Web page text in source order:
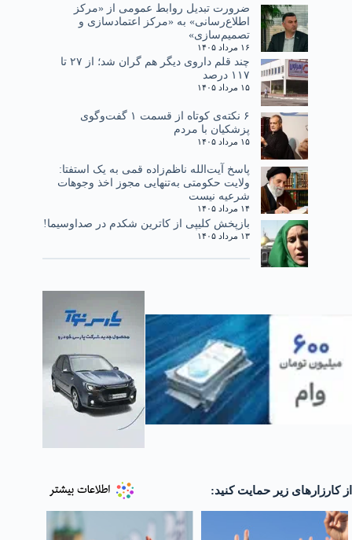
ضرورت تبدیل روابط عمومی از «مرکز
اطلاع‌رسانی» به «مرکز اعتمادسازی و
تصمیم‌سازی»
۱۶ مرداد ۱۴۰۵
چند قلم داروی دیگر هم گران شد؛ از ۲۷ تا
۱۱۷ درصد
۱۵ مرداد ۱۴۰۵
۶ نکته‌ی کوتاه از قسمت ۱ گفت‌وگوی
پزشکیان با مردم
۱۵ مرداد ۱۴۰۵
پاسخ آیت‌الله ناظم‌زاده قمی به یک استفتا:
ولایت حکومتی به‌تنهایی مجوز اخذ وجوهات
شرعیه نیست
۱۴ مرداد ۱۴۰۵
بازپخش کلیپی از کاترین شکدم در صداوسیما!
۱۳ مرداد ۱۴۰۵
از کارزارهای زیر حمایت کنید: